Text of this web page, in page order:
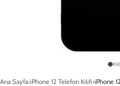
Ana Sayfa iPhone 12 Telefon Kılıfı iPhone